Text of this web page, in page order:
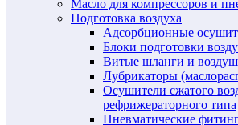
Масло для компрессоров и
Подготовка воздуха
Адсорбционные
Блоки подготовки
Витые шланги и
Лубрикаторы
Осушители сжатого
рефрижераторного типа
Пневматические